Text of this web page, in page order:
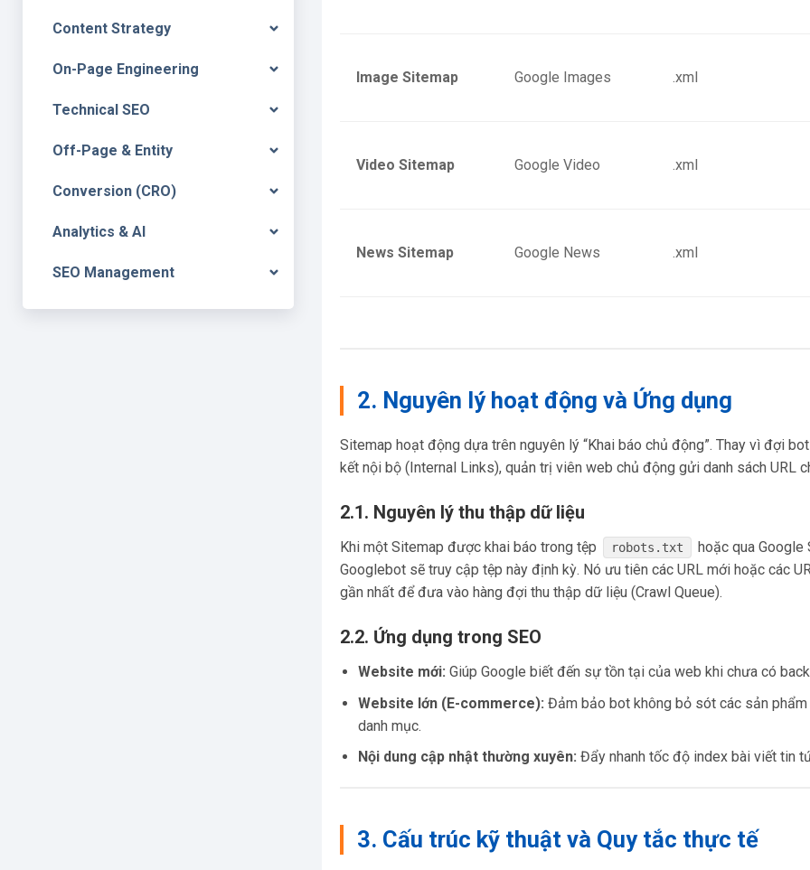
Content Strategy
On-Page Engineering
Technical SEO
Off-Page & Entity
Conversion (CRO)
Analytics & AI
SEO Management
Image Sitemap Google Images .xml
Video Sitemap Google Video .xml
News Sitemap Google News .xml
2. Nguyên lý hoạt động và Ứng dụng
Sitemap hoạt động dựa trên nguyên lý “Khai báo chủ động”. Thay vì đợi
kết nội bộ (Internal Links), quản trị viên web chủ động gửi danh sách URL
2.1. Nguyên lý thu thập dữ liệu
Khi một Sitemap được khai báo trong tệp robots.txt
hoặc qua Google
Googlebot sẽ truy cập tệp này định kỳ. Nó ưu tiên các URL mới hoặc các
gần nhất để đưa vào hàng đợi thu thập dữ liệu (Crawl Queue).
2.2. Ứng dụng trong SEO
Website mới: Giúp Google biết đến sự tồn tại của web khi chưa có
Website lớn (E-commerce): Đảm bảo bot không bỏ sót các sản
danh mục.
Nội dung cập nhật thường xuyên: Đẩy nhanh tốc độ index bài viết tin
3. Cấu trúc kỹ thuật và Quy tắc thực tế